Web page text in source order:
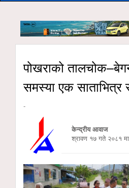
पोखराको
समस्या एक साताभित्र
-
केन्द्रीय आवाज
श्रावण १७ गते २०८१ मा